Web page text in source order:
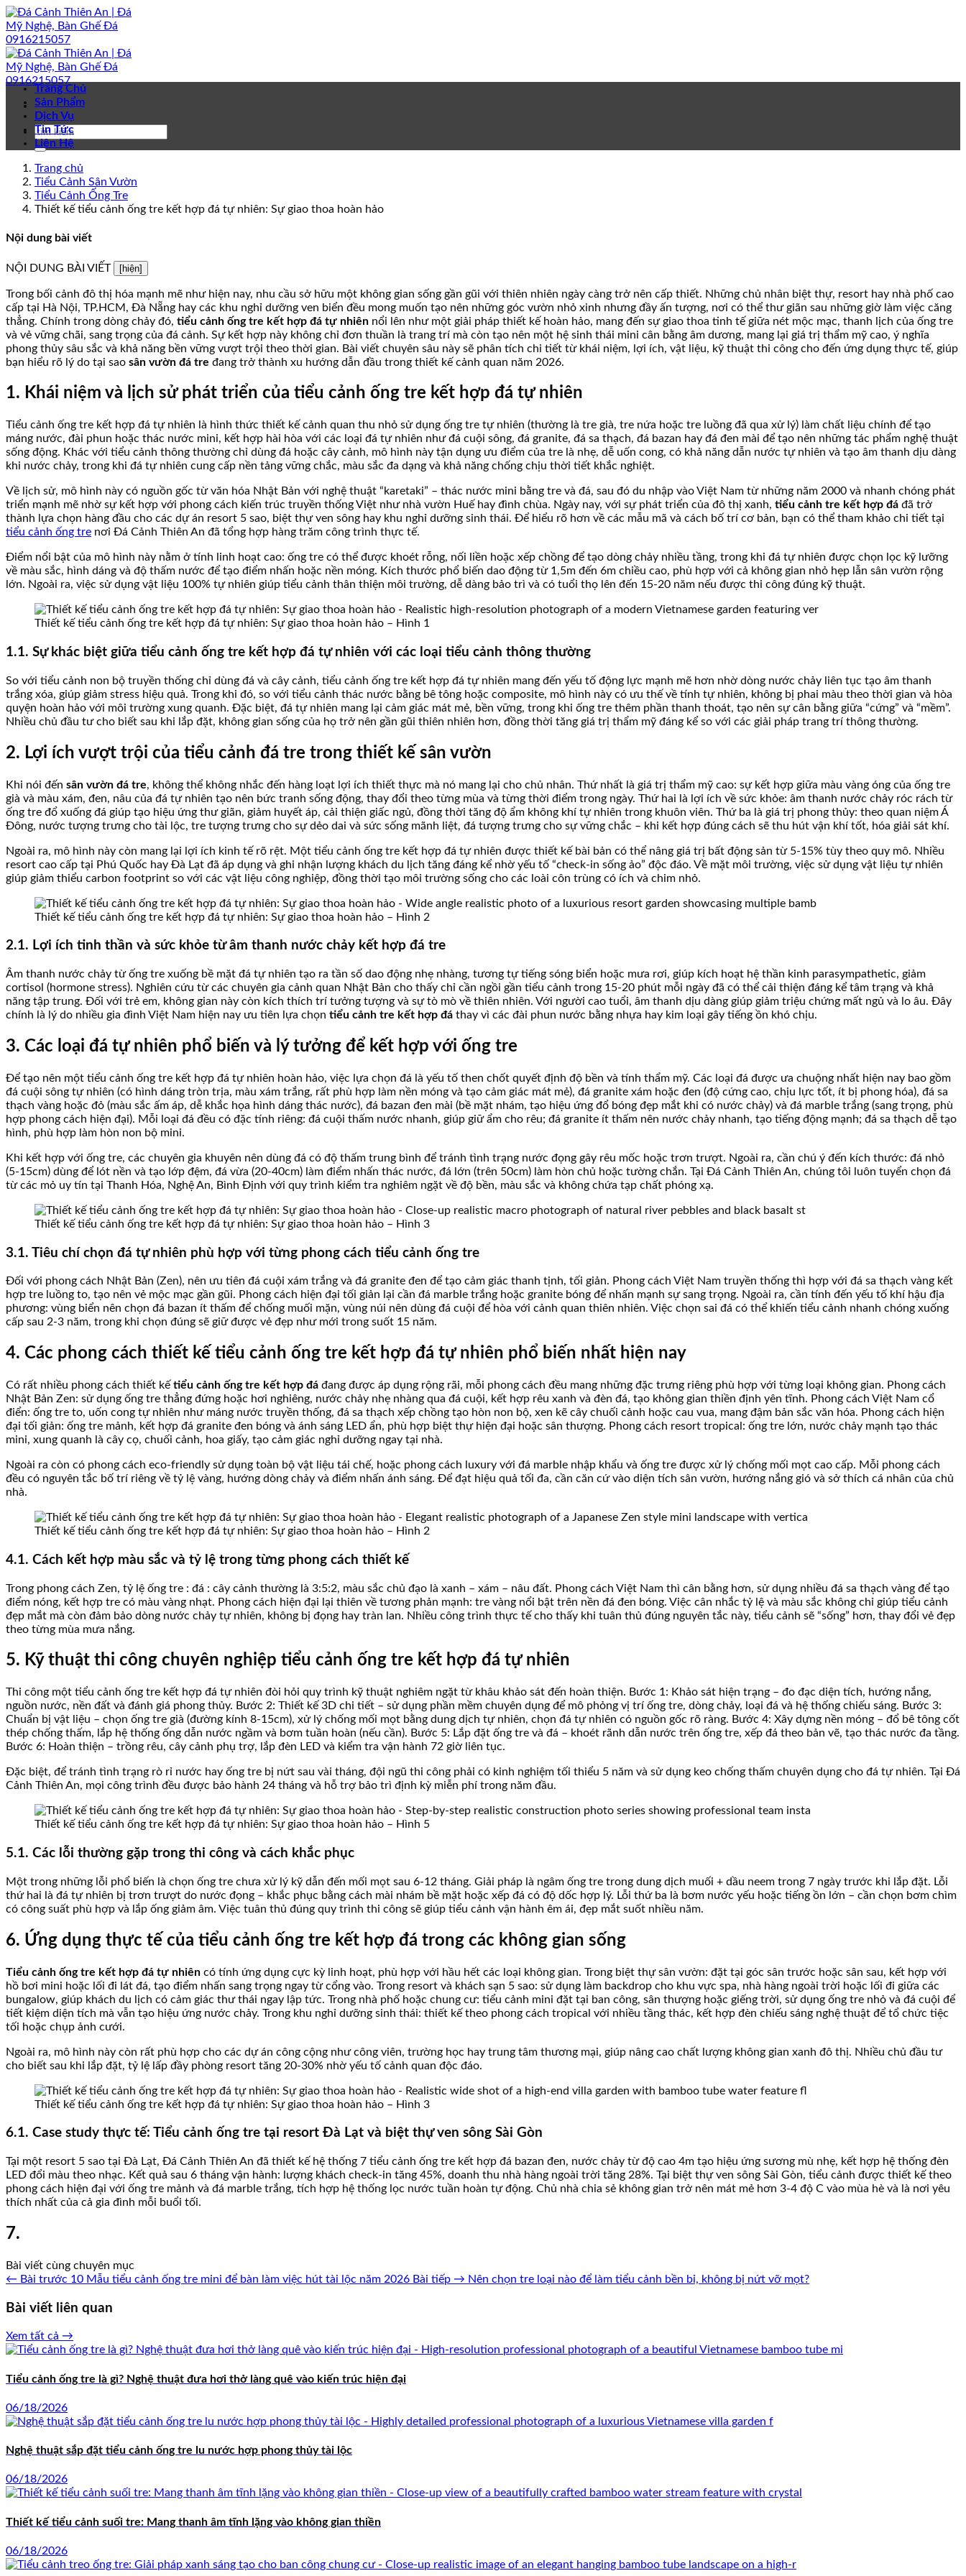
Bỏ
qua
nội
dung
Trang Chủ
Sản Phẩm
Dịch Vụ
Tin Tức
Liên Hệ
Trang chủ
Tiểu Cảnh Sân Vườn
Tiểu Cảnh Ống Tre
Thiết kế tiểu cảnh ống tre kết hợp đá tự nhiên: Sự giao thoa hoàn hảo
Nội dung bài viết
NỘI DUNG BÀI VIẾT [hiện]
Trong bối cảnh đô thị hóa mạnh mẽ như hiện nay, nhu cầu sở hữu một không gian sống gần gũi với thiên nhiên ngày càng trở nên cấp thiết. Những chủ nhân biệt thự, resort hay nhà phố cao
cấp tại Hà Nội, TP.HCM, Đà Nẵng hay các khu nghỉ dưỡng ven biển đều mong muốn tạo nên những góc vườn nhỏ xinh nhưng đầy ấn tượng, nơi có thể thư giãn sau những giờ làm việc căng
thẳng. Chính trong dòng chảy đó, tiểu cảnh ống tre kết hợp đá tự nhiên nổi lên như một giải pháp thiết kế hoàn hảo, mang đến sự giao thoa tinh tế giữa nét mộc mạc, thanh lịch của ống tre
và vẻ vững chãi, sang trọng của đá cảnh. Sự kết hợp này không chỉ đơn thuần là trang trí mà còn tạo nên một hệ sinh thái mini cân bằng âm dương, mang lại giá trị thẩm mỹ cao, ý nghĩa
phong thủy sâu sắc và khả năng bền vững vượt trội theo thời gian. Bài viết chuyên sâu này sẽ phân tích chi tiết từ khái niệm, lợi ích, vật liệu, kỹ thuật thi công cho đến ứng dụng thực tế, giúp
bạn hiểu rõ lý do tại sao sân vườn đá tre đang trở thành xu hướng dẫn đầu trong thiết kế cảnh quan năm 2026.
1. Khái niệm và lịch sử phát triển của tiểu cảnh ống tre kết hợp đá tự nhiên
Tiểu cảnh ống tre kết hợp đá tự nhiên là hình thức thiết kế cảnh quan thu nhỏ sử dụng ống tre tự nhiên (thường là tre già, tre nứa hoặc tre luồng đã qua xử lý) làm chất liệu chính để tạo
máng nước, đài phun hoặc thác nước mini, kết hợp hài hòa với các loại đá tự nhiên như đá cuội sông, đá granite, đá sa thạch, đá bazan hay đá đen mài để tạo nên những tác phẩm nghệ thuật
sống động. Khác với tiểu cảnh thông thường chỉ dùng đá hoặc cây cảnh, mô hình này tận dụng ưu điểm của tre là nhẹ, dễ uốn cong, có khả năng dẫn nước tự nhiên và tạo âm thanh dịu dàng
khi nước chảy, trong khi đá tự nhiên cung cấp nền tảng vững chắc, màu sắc đa dạng và khả năng chống chịu thời tiết khắc nghiệt.
Về lịch sử, mô hình này có nguồn gốc từ văn hóa Nhật Bản với nghệ thuật “karetaki” – thác nước mini bằng tre và đá, sau đó du nhập vào Việt Nam từ những năm 2000 và nhanh chóng phát
triển mạnh mẽ nhờ sự kết hợp với phong cách kiến trúc truyền thống Việt như nhà vườn Huế hay đình chùa. Ngày nay, với sự phát triển của đô thị xanh, tiểu cảnh tre kết hợp đá đã trở
thành lựa chọn hàng đầu cho các dự án resort 5 sao, biệt thự ven sông hay khu nghỉ dưỡng sinh thái. Để hiểu rõ hơn về các mẫu mã và cách bố trí cơ bản, bạn có thể tham khảo chi tiết tại
tiểu cảnh ống tre nơi Đá Cảnh Thiên An đã tổng hợp hàng trăm công trình thực tế.
Điểm nổi bật của mô hình này nằm ở tính linh hoạt cao: ống tre có thể được khoét rỗng, nối liền hoặc xếp chồng để tạo dòng chảy nhiều tầng, trong khi đá tự nhiên được chọn lọc kỹ lưỡng
về màu sắc, hình dáng và độ thấm nước để tạo điểm nhấn hoặc nền móng. Kích thước phổ biến dao động từ 1,5m đến 6m chiều cao, phù hợp với cả không gian nhỏ hẹp lẫn sân vườn rộng
lớn. Ngoài ra, việc sử dụng vật liệu 100% tự nhiên giúp tiểu cảnh thân thiện môi trường, dễ dàng bảo trì và có tuổi thọ lên đến 15-20 năm nếu được thi công đúng kỹ thuật.
Thiết kế tiểu cảnh ống tre kết hợp đá tự nhiên: Sự giao thoa hoàn hảo – Hình 1
1.1. Sự khác biệt giữa tiểu cảnh ống tre kết hợp đá tự nhiên với các loại tiểu cảnh thông thường
So với tiểu cảnh non bộ truyền thống chỉ dùng đá và cây cảnh, tiểu cảnh ống tre kết hợp đá tự nhiên mang đến yếu tố động lực mạnh mẽ hơn nhờ dòng nước chảy liên tục tạo âm thanh
trắng xóa, giúp giảm stress hiệu quả. Trong khi đó, so với tiểu cảnh thác nước bằng bê tông hoặc composite, mô hình này có ưu thế về tính tự nhiên, không bị phai màu theo thời gian và hòa
quyện hoàn hảo với môi trường xung quanh. Đặc biệt, đá tự nhiên mang lại cảm giác mát mẻ, bền vững, trong khi ống tre thêm phần thanh thoát, tạo nên sự cân bằng giữa “cứng” và “mềm”.
Nhiều chủ đầu tư cho biết sau khi lắp đặt, không gian sống của họ trở nên gần gũi thiên nhiên hơn, đồng thời tăng giá trị thẩm mỹ đáng kể so với các giải pháp trang trí thông thường.
2. Lợi ích vượt trội của tiểu cảnh đá tre trong thiết kế sân vườn
Khi nói đến sân vườn đá tre, không thể không nhắc đến hàng loạt lợi ích thiết thực mà nó mang lại cho chủ nhân. Thứ nhất là giá trị thẩm mỹ cao: sự kết hợp giữa màu vàng óng của ống tre
già và màu xám, đen, nâu của đá tự nhiên tạo nên bức tranh sống động, thay đổi theo từng mùa và từng thời điểm trong ngày. Thứ hai là lợi ích về sức khỏe: âm thanh nước chảy róc rách từ
ống tre đổ xuống đá giúp tạo hiệu ứng thư giãn, giảm huyết áp, cải thiện giấc ngủ, đồng thời tăng độ ẩm không khí tự nhiên trong khuôn viên. Thứ ba là giá trị phong thủy: theo quan niệm Á
Đông, nước tượng trưng cho tài lộc, tre tượng trưng cho sự dẻo dai và sức sống mãnh liệt, đá tượng trưng cho sự vững chắc – khi kết hợp đúng cách sẽ thu hút vận khí tốt, hóa giải sát khí.
Ngoài ra, mô hình này còn mang lại lợi ích kinh tế rõ rệt. Một tiểu cảnh ống tre kết hợp đá tự nhiên được thiết kế bài bản có thể nâng giá trị bất động sản từ 5-15% tùy theo quy mô. Nhiều
resort cao cấp tại Phú Quốc hay Đà Lạt đã áp dụng và ghi nhận lượng khách du lịch tăng đáng kể nhờ yếu tố “check-in sống ảo” độc đáo. Về mặt môi trường, việc sử dụng vật liệu tự nhiên
giúp giảm thiểu carbon footprint so với các vật liệu công nghiệp, đồng thời tạo môi trường sống cho các loài côn trùng có ích và chim nhỏ.
Thiết kế tiểu cảnh ống tre kết hợp đá tự nhiên: Sự giao thoa hoàn hảo – Hình 2
2.1. Lợi ích tinh thần và sức khỏe từ âm thanh nước chảy kết hợp đá tre
Âm thanh nước chảy từ ống tre xuống bề mặt đá tự nhiên tạo ra tần số dao động nhẹ nhàng, tương tự tiếng sóng biển hoặc mưa rơi, giúp kích hoạt hệ thần kinh parasympathetic, giảm
cortisol (hormone stress). Nghiên cứu từ các chuyên gia cảnh quan Nhật Bản cho thấy chỉ cần ngồi gần tiểu cảnh trong 15-20 phút mỗi ngày đã có thể cải thiện đáng kể tâm trạng và khả
năng tập trung. Đối với trẻ em, không gian này còn kích thích trí tưởng tượng và sự tò mò về thiên nhiên. Với người cao tuổi, âm thanh dịu dàng giúp giảm triệu chứng mất ngủ và lo âu. Đây
chính là lý do nhiều gia đình Việt Nam hiện nay ưu tiên lựa chọn tiểu cảnh tre kết hợp đá thay vì các đài phun nước bằng nhựa hay kim loại gây tiếng ồn khó chịu.
3. Các loại đá tự nhiên phổ biến và lý tưởng để kết hợp với ống tre
Để tạo nên một tiểu cảnh ống tre kết hợp đá tự nhiên hoàn hảo, việc lựa chọn đá là yếu tố then chốt quyết định độ bền và tính thẩm mỹ. Các loại đá được ưa chuộng nhất hiện nay bao gồm
đá cuội sông tự nhiên (có hình dáng tròn trịa, màu xám trắng, rất phù hợp làm nền móng và tạo cảm giác mát mẻ), đá granite xám hoặc đen (độ cứng cao, chịu lực tốt, ít bị phong hóa), đá sa
thạch vàng hoặc đỏ (màu sắc ấm áp, dễ khắc họa hình dáng thác nước), đá bazan đen mài (bề mặt nhám, tạo hiệu ứng đổ bóng đẹp mắt khi có nước chảy) và đá marble trắng (sang trọng, phù
hợp phong cách hiện đại). Mỗi loại đá đều có đặc tính riêng: đá cuội thấm nước nhanh, giúp giữ ẩm cho rêu; đá granite ít thấm nên nước chảy nhanh, tạo tiếng động mạnh; đá sa thạch dễ tạo
hình, phù hợp làm hòn non bộ mini.
Khi kết hợp với ống tre, các chuyên gia khuyên nên dùng đá có độ thấm trung bình để tránh tình trạng nước đọng gây rêu mốc hoặc trơn trượt. Ngoài ra, cần chú ý đến kích thước: đá nhỏ
(5-15cm) dùng để lót nền và tạo lớp đệm, đá vừa (20-40cm) làm điểm nhấn thác nước, đá lớn (trên 50cm) làm hòn chủ hoặc tường chắn. Tại Đá Cảnh Thiên An, chúng tôi luôn tuyển chọn đá
từ các mỏ uy tín tại Thanh Hóa, Nghệ An, Bình Định với quy trình kiểm tra nghiêm ngặt về độ bền, màu sắc và không chứa tạp chất phóng xạ.
Thiết kế tiểu cảnh ống tre kết hợp đá tự nhiên: Sự giao thoa hoàn hảo – Hình 3
3.1. Tiêu chí chọn đá tự nhiên phù hợp với từng phong cách tiểu cảnh ống tre
Đối với phong cách Nhật Bản (Zen), nên ưu tiên đá cuội xám trắng và đá granite đen để tạo cảm giác thanh tịnh, tối giản. Phong cách Việt Nam truyền thống thì hợp với đá sa thạch vàng kết
hợp tre luồng to, tạo nên vẻ mộc mạc gần gũi. Phong cách hiện đại tối giản lại cần đá marble trắng hoặc granite bóng để nhấn mạnh sự sang trọng. Ngoài ra, cần tính đến yếu tố khí hậu địa
phương: vùng biển nên chọn đá bazan ít thấm để chống muối mặn, vùng núi nên dùng đá cuội để hòa với cảnh quan thiên nhiên. Việc chọn sai đá có thể khiến tiểu cảnh nhanh chóng xuống
cấp sau 2-3 năm, trong khi chọn đúng sẽ giữ được vẻ đẹp như mới trong suốt 15 năm.
4. Các phong cách thiết kế tiểu cảnh ống tre kết hợp đá tự nhiên phổ biến nhất hiện nay
Có rất nhiều phong cách thiết kế tiểu cảnh ống tre kết hợp đá đang được áp dụng rộng rãi, mỗi phong cách đều mang những đặc trưng riêng phù hợp với từng loại không gian. Phong cách
Nhật Bản Zen: sử dụng ống tre thẳng đứng hoặc hơi nghiêng, nước chảy nhẹ nhàng qua đá cuội, kết hợp rêu xanh và đèn đá, tạo không gian thiền định yên tĩnh. Phong cách Việt Nam cổ
điển: ống tre to, uốn cong tự nhiên như máng nước truyền thống, đá sa thạch xếp chồng tạo hòn non bộ, xen kẽ cây chuối cảnh hoặc cau vua, mang đậm bản sắc văn hóa. Phong cách hiện
đại tối giản: ống tre mảnh, kết hợp đá granite đen bóng và ánh sáng LED ẩn, phù hợp biệt thự hiện đại hoặc sân thượng. Phong cách resort tropical: ống tre lớn, nước chảy mạnh tạo thác
mini, xung quanh là cây cọ, chuối cảnh, hoa giấy, tạo cảm giác nghỉ dưỡng ngay tại nhà.
Ngoài ra còn có phong cách eco-friendly sử dụng toàn bộ vật liệu tái chế, hoặc phong cách luxury với đá marble nhập khẩu và ống tre được xử lý chống mối mọt cao cấp. Mỗi phong cách
đều có nguyên tắc bố trí riêng về tỷ lệ vàng, hướng dòng chảy và điểm nhấn ánh sáng. Để đạt hiệu quả tối đa, cần căn cứ vào diện tích sân vườn, hướng nắng gió và sở thích cá nhân của chủ
nhà.
Thiết kế tiểu cảnh ống tre kết hợp đá tự nhiên: Sự giao thoa hoàn hảo – Hình 2
4.1. Cách kết hợp màu sắc và tỷ lệ trong từng phong cách thiết kế
Trong phong cách Zen, tỷ lệ ống tre : đá : cây cảnh thường là 3:5:2, màu sắc chủ đạo là xanh – xám – nâu đất. Phong cách Việt Nam thì cân bằng hơn, sử dụng nhiều đá sa thạch vàng để tạo
điểm nóng, kết hợp tre có màu vàng nhạt. Phong cách hiện đại lại thiên về tương phản mạnh: tre vàng nổi bật trên nền đá đen bóng. Việc cân nhắc tỷ lệ và màu sắc không chỉ giúp tiểu cảnh
đẹp mắt mà còn đảm bảo dòng nước chảy tự nhiên, không bị đọng hay tràn lan. Nhiều công trình thực tế cho thấy khi tuân thủ đúng nguyên tắc này, tiểu cảnh sẽ “sống” hơn, thay đổi vẻ đẹp
theo từng mùa mưa nắng.
5. Kỹ thuật thi công chuyên nghiệp tiểu cảnh ống tre kết hợp đá tự nhiên
Thi công một tiểu cảnh ống tre kết hợp đá tự nhiên đòi hỏi quy trình kỹ thuật nghiêm ngặt từ khâu khảo sát đến hoàn thiện. Bước 1: Khảo sát hiện trạng – đo đạc diện tích, hướng nắng,
nguồn nước, nền đất và đánh giá phong thủy. Bước 2: Thiết kế 3D chi tiết – sử dụng phần mềm chuyên dụng để mô phỏng vị trí ống tre, dòng chảy, loại đá và hệ thống chiếu sáng. Bước 3:
Chuẩn bị vật liệu – chọn ống tre già (đường kính 8-15cm), xử lý chống mối mọt bằng dung dịch tự nhiên, chọn đá tự nhiên có nguồn gốc rõ ràng. Bước 4: Xây dựng nền móng – đổ bê tông cốt
thép chống thấm, lắp hệ thống ống dẫn nước ngầm và bơm tuần hoàn (nếu cần). Bước 5: Lắp đặt ống tre và đá – khoét rãnh dẫn nước trên ống tre, xếp đá theo bản vẽ, tạo thác nước đa tầng.
Bước 6: Hoàn thiện – trồng rêu, cây cảnh phụ trợ, lắp đèn LED và kiểm tra vận hành 72 giờ liên tục.
Đặc biệt, để tránh tình trạng rò rỉ nước hay ống tre bị nứt sau vài tháng, đội ngũ thi công phải có kinh nghiệm tối thiểu 5 năm và sử dụng keo chống thấm chuyên dụng cho đá tự nhiên. Tại Đá
Cảnh Thiên An, mọi công trình đều được bảo hành 24 tháng và hỗ trợ bảo trì định kỳ miễn phí trong năm đầu.
Thiết kế tiểu cảnh ống tre kết hợp đá tự nhiên: Sự giao thoa hoàn hảo – Hình 5
5.1. Các lỗi thường gặp trong thi công và cách khắc phục
Một trong những lỗi phổ biến là chọn ống tre chưa xử lý kỹ dẫn đến mối mọt sau 6-12 tháng. Giải pháp là ngâm ống tre trong dung dịch muối + dầu neem trong 7 ngày trước khi lắp đặt. Lỗi
thứ hai là đá tự nhiên bị trơn trượt do nước đọng – khắc phục bằng cách mài nhám bề mặt hoặc xếp đá có độ dốc hợp lý. Lỗi thứ ba là bơm nước yếu hoặc tiếng ồn lớn – cần chọn bơm chìm
có công suất phù hợp và lắp ống giảm âm. Việc tuân thủ đúng quy trình thi công sẽ giúp tiểu cảnh vận hành êm ái, đẹp mắt suốt nhiều năm.
6. Ứng dụng thực tế của tiểu cảnh ống tre kết hợp đá trong các không gian sống
Tiểu cảnh ống tre kết hợp đá tự nhiên có tính ứng dụng cực kỳ linh hoạt, phù hợp với hầu hết các loại không gian. Trong biệt thự sân vườn: đặt tại góc sân trước hoặc sân sau, kết hợp với
hồ bơi mini hoặc lối đi lát đá, tạo điểm nhấn sang trọng ngay từ cổng vào. Trong resort và khách sạn 5 sao: sử dụng làm backdrop cho khu vực spa, nhà hàng ngoài trời hoặc lối đi giữa các
bungalow, giúp khách du lịch có cảm giác thư thái ngay lập tức. Trong nhà phố hoặc chung cư: tiểu cảnh mini đặt tại ban công, sân thượng hoặc giếng trời, sử dụng ống tre nhỏ và đá cuội để
tiết kiệm diện tích mà vẫn tạo hiệu ứng nước chảy. Trong khu nghỉ dưỡng sinh thái: thiết kế theo phong cách tropical với nhiều tầng thác, kết hợp đèn chiếu sáng nghệ thuật để tổ chức tiệc
tối hoặc chụp ảnh cưới.
Ngoài ra, mô hình này còn rất phù hợp cho các dự án công cộng như công viên, trường học hay trung tâm thương mại, giúp nâng cao chất lượng không gian xanh đô thị. Nhiều chủ đầu tư
cho biết sau khi lắp đặt, tỷ lệ lấp đầy phòng resort tăng 20-30% nhờ yếu tố cảnh quan độc đáo.
Thiết kế tiểu cảnh ống tre kết hợp đá tự nhiên: Sự giao thoa hoàn hảo – Hình 3
6.1. Case study thực tế: Tiểu cảnh ống tre tại resort Đà Lạt và biệt thự ven sông Sài Gòn
Tại một resort 5 sao tại Đà Lạt, Đá Cảnh Thiên An đã thiết kế hệ thống 7 tiểu cảnh ống tre kết hợp đá bazan đen, nước chảy từ độ cao 4m tạo hiệu ứng sương mù nhẹ, kết hợp hệ thống đèn
LED đổi màu theo nhạc. Kết quả sau 6 tháng vận hành: lượng khách check-in tăng 45%, doanh thu nhà hàng ngoài trời tăng 28%. Tại biệt thự ven sông Sài Gòn, tiểu cảnh được thiết kế theo
phong cách hiện đại với ống tre mảnh và đá marble trắng, tích hợp hệ thống lọc nước tuần hoàn tự động. Chủ nhà chia sẻ không gian trở nên mát mẻ hơn 3-4 độ C vào mùa hè và là nơi yêu
thích nhất của cả gia đình mỗi buổi tối.
7.
Bài viết cùng chuyên mục
← Bài trước 10 Mẫu tiểu cảnh ống tre mini để bàn làm việc hút tài lộc năm 2026 Bài tiếp → Nên chọn tre loại nào để làm tiểu cảnh bền bỉ, không bị nứt vỡ mọt?
Bài viết liên quan
Xem tất cả →
Tiểu cảnh ống tre là gì? Nghệ thuật đưa hơi thở làng quê vào kiến trúc hiện đại
06/18/2026
Nghệ thuật sắp đặt tiểu cảnh ống tre lu nước hợp phong thủy tài lộc
06/18/2026
Thiết kế tiểu cảnh suối tre: Mang thanh âm tĩnh lặng vào không gian thiền
06/18/2026